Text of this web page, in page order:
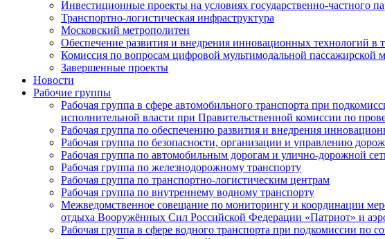
Инвестиционные проекты на условиях государственно-частного
Транспортно-логистическая инфраструктура
Московский метрополитен
Обеспечение развития и внедрения инновационных технологий в
Комиссия по вопросам цифровой мультимодальной пассажирской
Завершенные проекты
Новости
Рабочие группы
Рабочая группа в сфере автомобильного транспорта при
исполнительной власти при Правительственной комиссии по
Рабочая группа по обеспечению развития и внедрения
Рабочая группа по безопасности, организации и управлению
Рабочая группа по автомобильным дорогам и улично-дорожной
Рабочая группа по железнодорожному транспорту
Рабочая группа по транспортно-логистическим центрам
Рабочая группа по внутреннему водному транспорту
Межведомственное совещание по мониторингу и координации
отдыха Вооружённых Сил Российской Федерации «Патриот» и
Рабочая группа в сфере водного транспорта при подкомиссии